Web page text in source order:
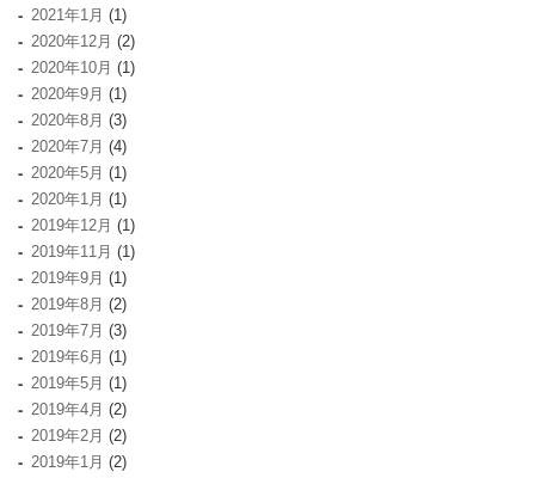
2021年1月 (1)
2020年12月 (2)
2020年10月 (1)
2020年9月 (1)
2020年8月 (3)
2020年7月 (4)
2020年5月 (1)
2020年1月 (1)
2019年12月 (1)
2019年11月 (1)
2019年9月 (1)
2019年8月 (2)
2019年7月 (3)
2019年6月 (1)
2019年5月 (1)
2019年4月 (2)
2019年2月 (2)
2019年1月 (2)